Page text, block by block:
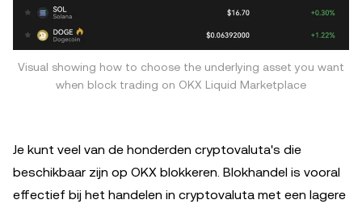
Visual showing how to choose the underlying asset you want
when block trading on OKX Liquid Marketplace
Je kunt veel van de honderden cryptovaluta's die
beschikbaar zijn op OKX blokkeren. Blokhandel is vooral
effectief bij het handelen in cryptovaluta met een lagere